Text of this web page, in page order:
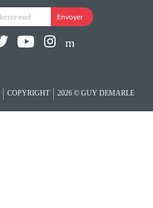
COPYRIGHT 2026 © GUY DEMARLE